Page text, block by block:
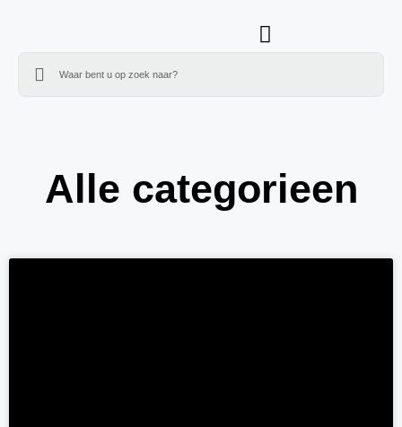
Alle categorieen